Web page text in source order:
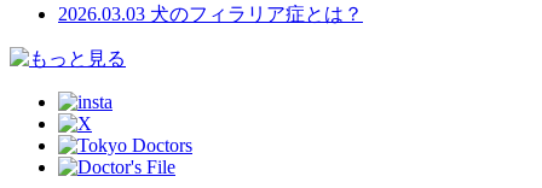
2026.03.03 犬のフィラリア症とは？